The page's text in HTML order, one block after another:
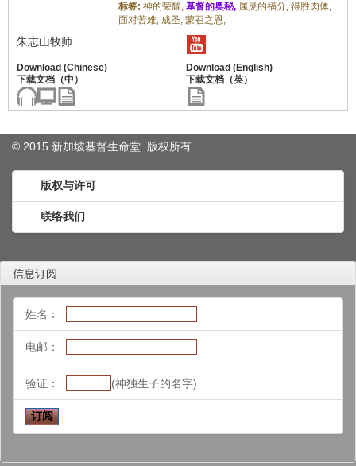
标签: 神的荣耀, 基督的奥秘, 属灵的福分, 得胜肉体,
面对苦难, 成圣, 蒙召之恩,
朱志山牧师
© 2015 新加坡基督生命堂. 版权所有
版权与许可
联络我们
信息订阅
姓名：
电邮：
验证： (神独生子的名字)